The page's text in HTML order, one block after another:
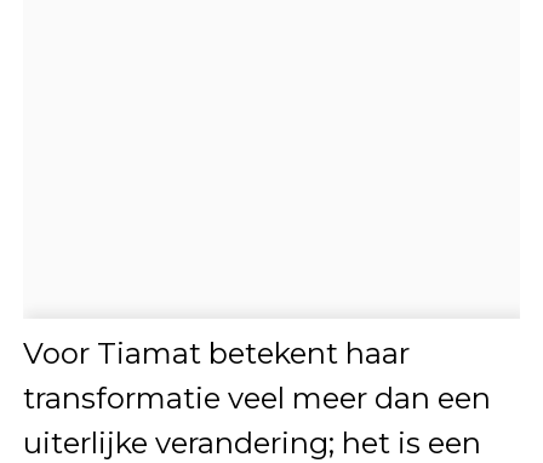
Voor Tiamat betekent haar
transformatie veel meer dan een
uiterlijke verandering; het is een